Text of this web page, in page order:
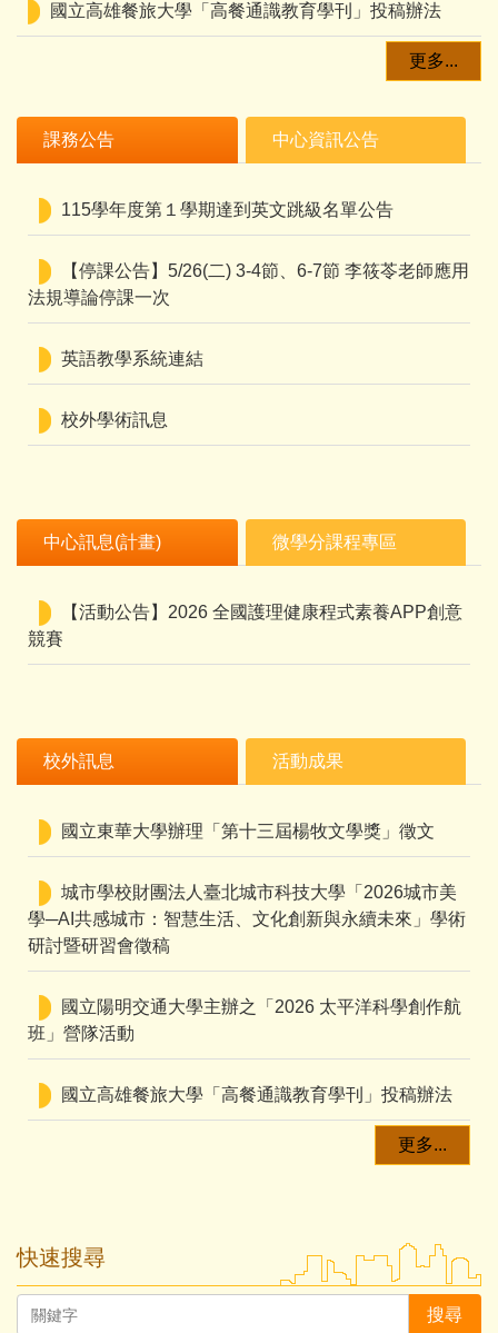
國立高雄餐旅大學「高餐通識教育學刊」投稿辦法
更多...
課務公告 中心資訊公告
115學年度第１學期達到英文跳級名單公告
【停課公告】5/26(二) 3-4節、6-7節 李筱苓老師應用
法規導論停課一次
英語教學系統連結
校外學術訊息
中心訊息(計畫) 微學分課程專區
【活動公告】2026 全國護理健康程式素養APP創意
競賽
校外訊息 活動成果
國立東華大學辦理「第十三屆楊牧文學獎」徵文
城市學校財團法人臺北城市科技大學「2026城市美
學─AI共感城市：智慧生活、文化創新與永續未來」學術
研討暨研習會徵稿
國立陽明交通大學主辦之「2026 太平洋科學創作航
班」營隊活動
國立高雄餐旅大學「高餐通識教育學刊」投稿辦法
更多...
快速搜尋
搜尋